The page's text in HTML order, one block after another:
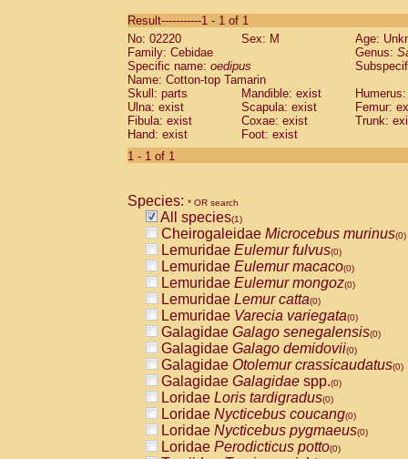
CebidaeSaguinus labiatus(0)
Cebidae Saguinus leucopus (0)
Cebidae
CebidaeSaguinus mystax
Cebidae Saguinus nigricollis (0)
Cebidae Saguinus oedipus
Cebidae Saguinus weddelli
Cebidae Saguinusspp.
Cebidae
CebidaeCebus capucinus
CebidaeCebus nigrivittatus
CebidaeCebus spp.(0)
CebidaeSaimiri boliviensis(0)
CebidaeSaimiri sciureus(0)
AtelidaeAlouatta caraya(0)
AtelidaeAlouatta fusca(0)
AtelidaeAlouatta seniculus(0)
AtelidaeAlouattaspp.(0)
AtelidaeAteles belzebuth(0)
AtelidaeAteles geoffroyi(0)
AtelidaeAteles paniscus(0)
AtelidaeAtelesspp.(0)
AtelidaeLagothrix lagothricha(0)
AtelidaeLagothrix lagothricha cana
PitheciidaeCacajao calvus
Result-----------1 - 1 of 1
No: 02220
Sex: M
Age:
Family: Cebidae
Genus:
Specific name: oedipus
Name: Cotton-top Tamarin
Skull: parts
Mandible: exist
Ulna: exist
Scapula: exist
Femur:
Fibula: exist
Coxae: exist
Trunk:
Hand: exist
Foot: exist
1 - 1 of 1
Species: * OR search
All species(1)
Cheirogaleidae Microcebus murinus(0)
Lemuridae Eulemur fulvus(0)
Lemuridae Eulemur macaco(0)
Lemuridae Eulemur mongoz(0)
Lemuridae Lemur catta(0)
Lemuridae Varecia variegata(0)
Galagidae Galago senegalensis(0)
Galagidae Galago demidovii(0)
Galagidae Otolemur crassicaudatus(0)
Galagidae Galagidae spp.(0)
Loridae Loris tardigradus(0)
Loridae Nycticebus coucang(0)
Loridae Nycticebus pygmaeus(0)
Loridae Perodicticus potto(0)